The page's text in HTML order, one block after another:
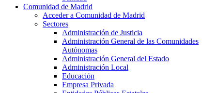
Comunidad de Madrid
Acceder a Comunidad de Madrid
Sectores
Administración de Justicia
Administración General de las Comunidades
Autónomas
Administración General del Estado
Administración Local
Educación
Empresa Privada